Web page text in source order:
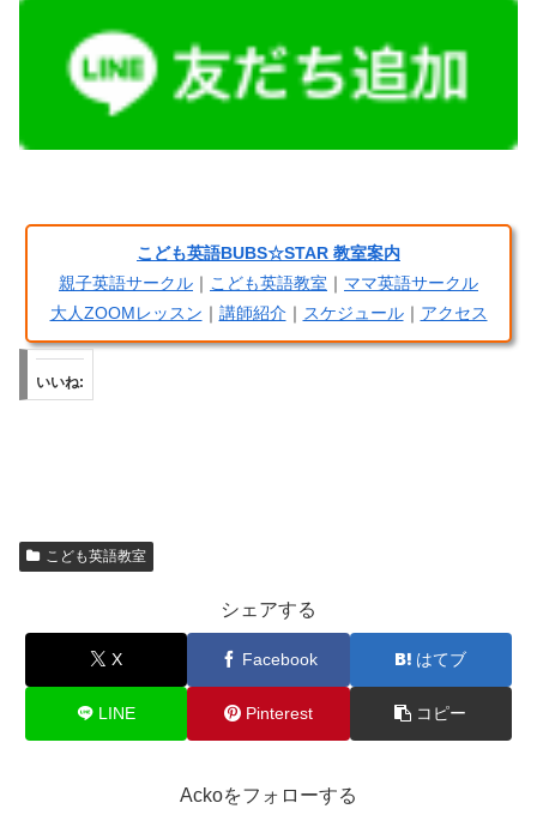
こども英語BUBS☆STAR 教室案内
親子英語サークル ｜ こども英語教室 ｜ ママ英語サークル
大人ZOOMレッスン ｜ 講師紹介｜ スケジュール｜ アクセス
いいね:
こども英語教室
シェアする
X Facebook はてブ
LINE Pinterest コピー
Ackoをフォローする